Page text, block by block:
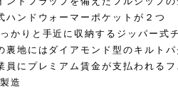
ハンドウォーマーポケットが２つ
かりと手近に収納するジッパー式
裏地にはダイアモンド型のキルトパ
員にプレミアム賃金が支払われる
造